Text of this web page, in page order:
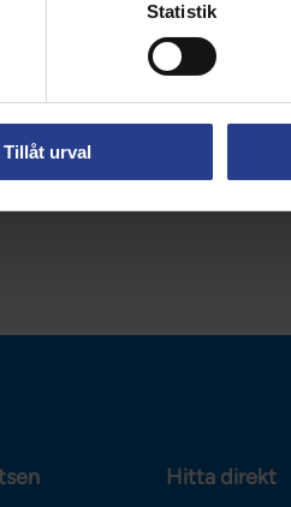
Statistik
Tillåt urval
Hitta direkt